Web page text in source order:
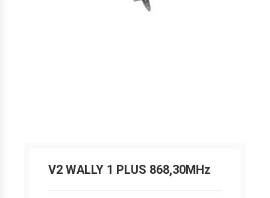
V2 WALLY 1 PLUS 868,30MHz